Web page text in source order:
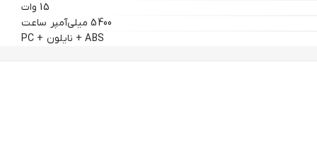
15 وات
5400 میلی‌آمپر ساعت
ABS + نایلون + PC